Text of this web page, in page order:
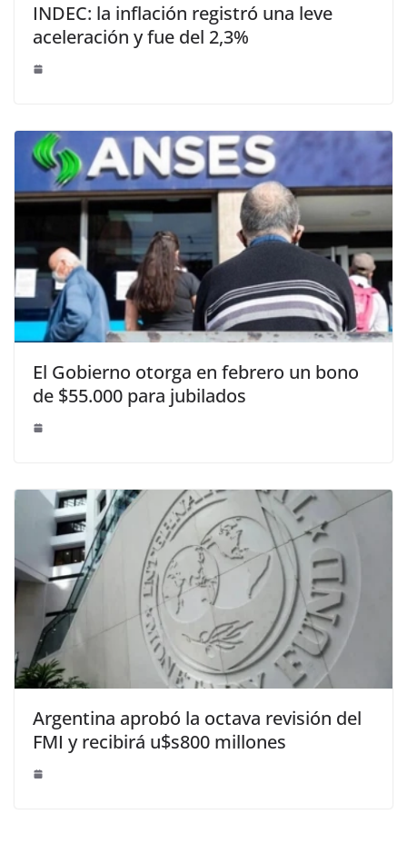
INDEC: la inflación registró una leve
aceleración y fue del 2,3%
El Gobierno otorga en febrero un bono
de $55.000 para jubilados
Argentina aprobó la octava revisión del
FMI y recibirá u$s800 millones